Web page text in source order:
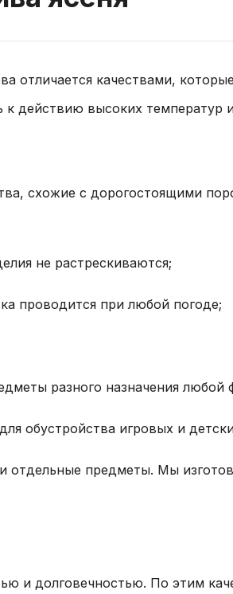
отличается качествами,
действию высоких температур
схожие с дорогостоящими
не растрескиваются;
проводится при любой погоде;
разного назначения любой
обустройства игровых и
отдельные предметы. Мы
и долговечностью. По этим